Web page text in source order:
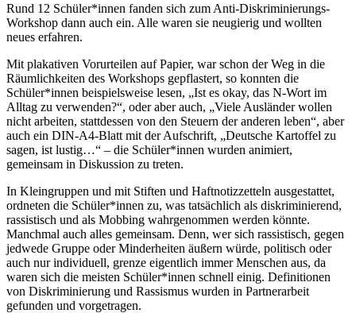
Rund 12 Schüler*innen fanden sich zum Anti-Diskriminierungs-
Workshop dann auch ein. Alle waren sie neugierig und wollten
neues erfahren.
Mit plakativen Vorurteilen auf Papier, war schon der Weg in die
Räumlichkeiten des Workshops gepflastert, so konnten die
Schüler*innen beispielsweise lesen, „Ist es okay, das N-Wort im
Alltag zu verwenden?“, oder aber auch, „Viele Ausländer wollen
nicht arbeiten, stattdessen von den Steuern der anderen leben“, aber
auch ein DIN-A4-Blatt mit der Aufschrift, „Deutsche Kartoffel zu
sagen, ist lustig…“ – die Schüler*innen wurden animiert,
gemeinsam in Diskussion zu treten.
In Kleingruppen und mit Stiften und Haftnotizzetteln ausgestattet,
ordneten die Schüler*innen zu, was tatsächlich als diskriminierend,
rassistisch und als Mobbing wahrgenommen werden könnte.
Manchmal auch alles gemeinsam. Denn, wer sich rassistisch, gegen
jedwede Gruppe oder Minderheiten äußern würde, politisch oder
auch nur individuell, grenze eigentlich immer Menschen aus, da
waren sich die meisten Schüler*innen schnell einig. Definitionen
von Diskriminierung und Rassismus wurden in Partnerarbeit
gefunden und vorgetragen.